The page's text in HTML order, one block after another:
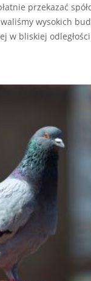
przekazać
wysokich
w bliskiej